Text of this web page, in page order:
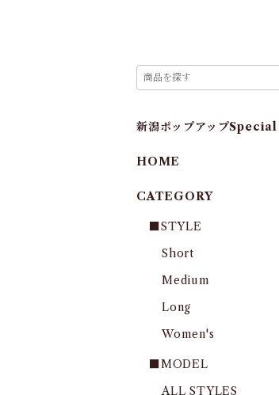
新潟ポップアップSpecial
HOME
CATEGORY
■STYLE
Short
Medium
Long
Women's
■MODEL
ALL STYLES